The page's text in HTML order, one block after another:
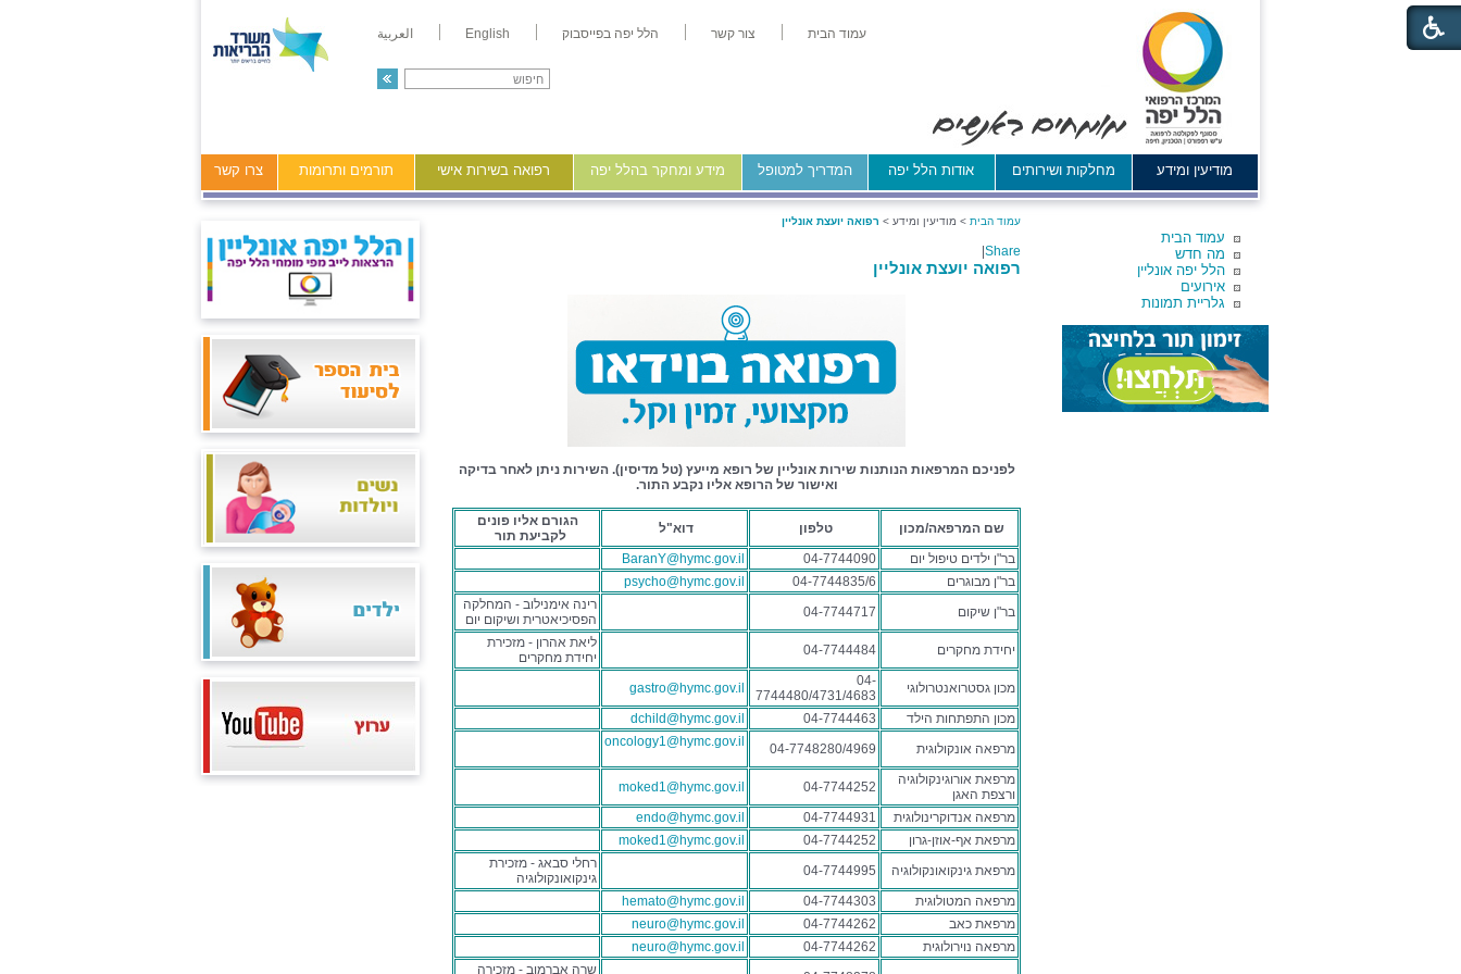
עמוד הבית צור קשר הלל יפה בפייסבוק English العربية
מודיעין ומידע מחלקות ושירותים אודות הלל יפה המדריך למטופל מידע ומחקר בהלל יפה רפואה בשירות אישי תורמים ותרומות צרו קשר
עמוד הבית
מה חדש
הלל יפה אונליין
אירועים
גלריית תמונות
עמוד הבית > מודיעין ומידע > רפואה יועצת אונליין
Share
רפואה יועצת אונליין
לפניכם המרפאות הנותנות שירות אונליין של רופא מייעץ (טל מדיסין). השירות ניתן לאחר בדיקה
ואישור של הרופא אליו נקבע התור.
שם המרפאה/מכון טלפון דוא"ל
הגורם אליו פונים
לקביעת תור
בר"ן ילדים טיפול יום
04-7744090
BaranY@hymc.gov.il
בר"ן מבוגרים
04-7744835/6
psycho@hymc.gov.il
בר"ן שיקום
04-7744717
רינה אימנילוב - המחלקה
הפסיכיאטרית ושיקום יום
יחידת מחקרים
04-7744484
ליאת אהרון - מזכירת
יחידת מחקרים
מכון גסטרואנטרולוגי
04-
7744480/4731/4683
gastro@hymc.gov.il
מכון התפתחות הילד
04-7744463
dchild@hymc.gov.il
מרפאה אונקולוגית
04-7748280/4969
oncology1@hymc.gov.il
מרפאת אורוגינקולוגיה
ורצפת האגן
04-7744252
moked1@hymc.gov.il
מרפאה אנדוקרינולוגית
04-7744931
endo@hymc.gov.il
מרפאת אף-אוזן-גרון
04-7744252
moked1@hymc.gov.il
מרפאת גינקואונקולוגיה
04-7744995
רחלי סבאג - מזכירת
גינקואונקולוגיה
מרפאה המטולוגית
04-7744303
hemato@hymc.gov.il
מרפאת כאב
04-7744262
neuro@hymc.gov.il
מרפאה נוירולוגית
04-7744262
neuro@hymc.gov.il
שרה אברמוב - מזכירה